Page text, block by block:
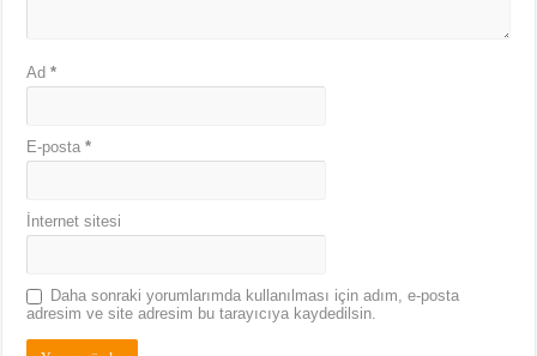
Ad*
E-posta*
İnternet sitesi
Daha sonraki yorumlarımda kullanılması için adım, e-posta
adresim ve site adresim bu tarayıcıya kaydedilsin.